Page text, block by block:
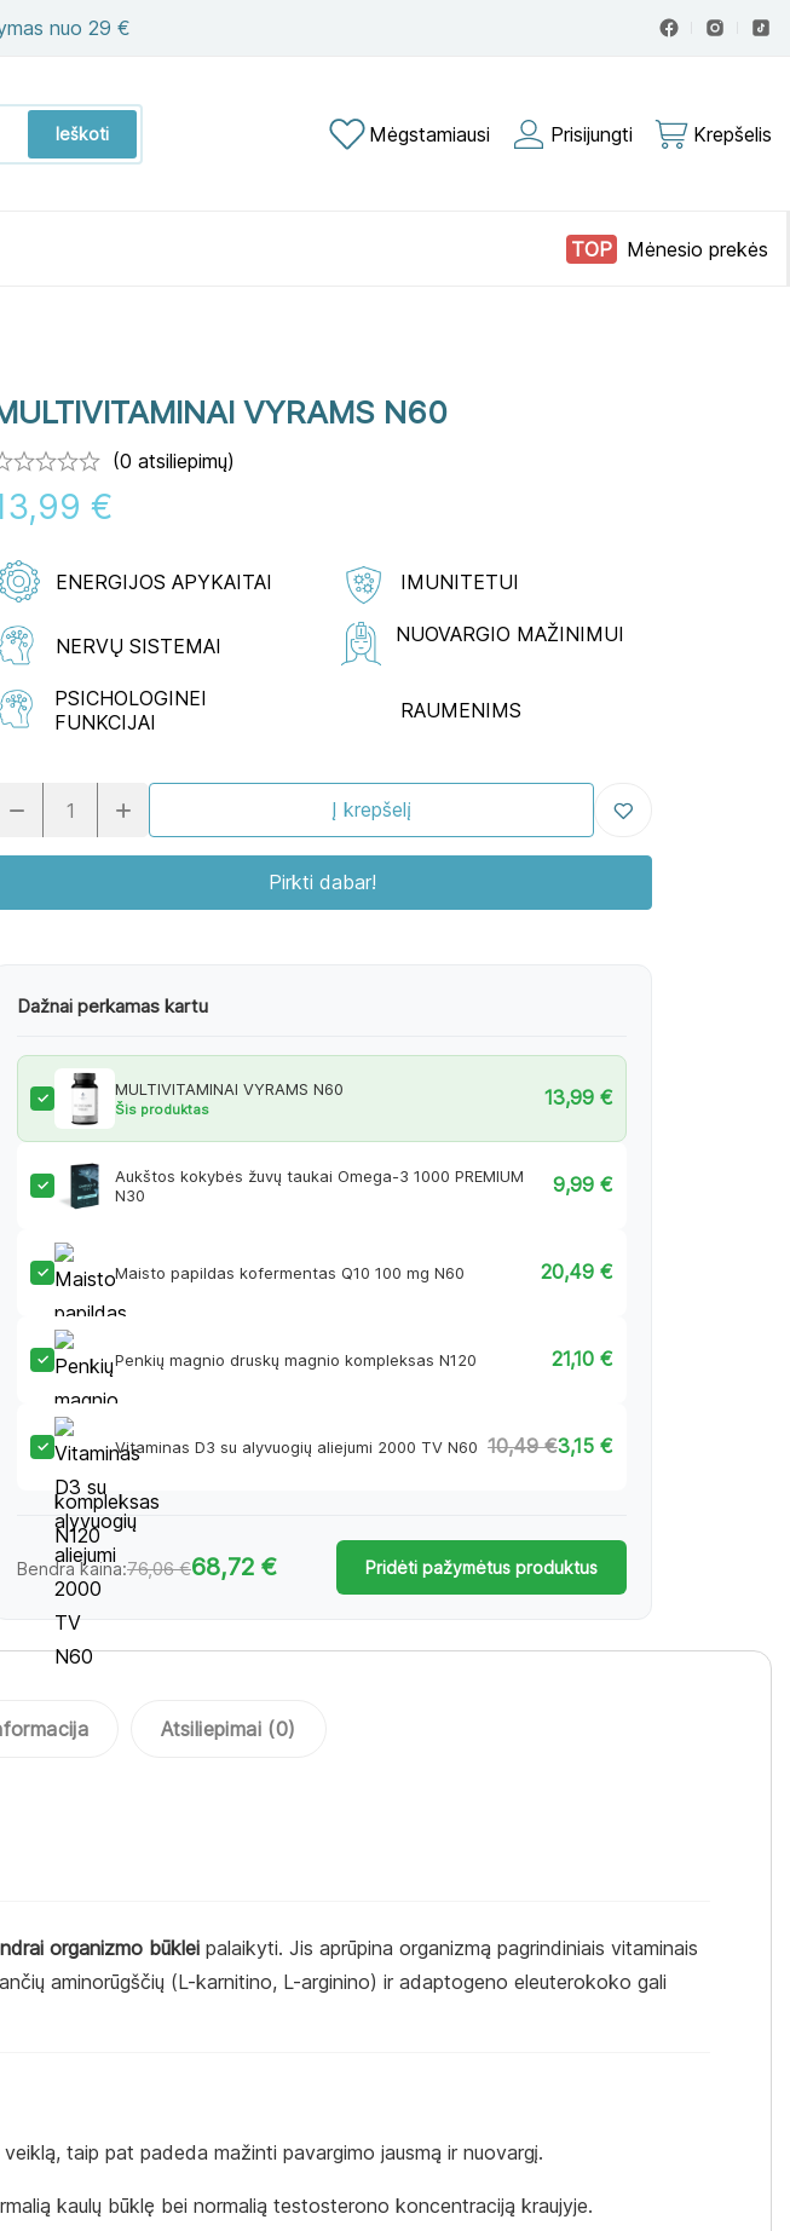
nuo 29 €
Ieškoti Mėgstamiausi Prisijungti Krepšelis
Mėnesio prekės
VYRAMS N60
(0 atsiliepimų)
€
ENERGIJOS APYKAITAI IMUNITETUI
NERVŲ SISTEMAI NUOVARGIO MAŽINIMUI
PSICHOLOGINEI
FUNKCIJAI
RAUMENIMS
Į krepšelį
Pirkti dabar!
Dažnai perkamas kartu
MULTIVITAMINAI VYRAMS N60
Šis produktas 13,99 €
Aukštos kokybės žuvų taukai Omega-3 1000 PREMIUM
N30
9,99 €
Maisto papildas kofermentas Q10 100 mg N60 20,49 €
Penkių magnio druskų magnio kompleksas N120 21,10 €
Vitaminas D3 su alyvuogių aliejumi 2000 TV N60 10,49€3,15 €
Bendra kaina:76,06 €68,72 € Pridėti pažymėtus produktus
Atsiliepimai (0)
organizmo būklei palaikyti. Jis aprūpina organizmą pagrindiniais vitaminais
aminorūgščių (L-karnitino, L-arginino) ir adaptogeno eleuterokoko gali
taip pat padeda mažinti pavargimo jausmą ir nuovargį.
kaulų būklę bei normalią testosterono koncentraciją kraujyje.